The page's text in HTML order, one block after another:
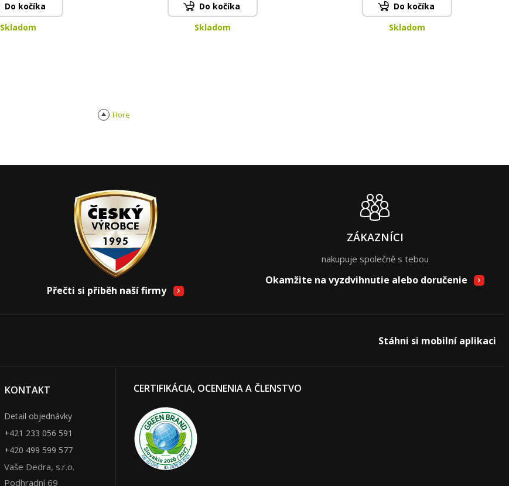
Do kočíka
Skladom
Do kočíka
Skladom
Do kočíka
Skladom
Hore
Přečti si příběh naší firmy
ZÁKAZNÍCI
nakupuje společně s tebou
Okamžite na vyzdvihnutie alebo doručenie
Stáhni si mobilní aplikaci
KONTAKT
Detail objednávky
+421 233 056 591
+420 499 599 577
Vaše Dedra, s.r.o.
Podhradní 69
CERTIFIKÁCIA, OCENENIA A ČLENSTVO